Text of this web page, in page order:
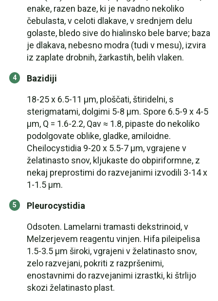
enake, razen baze, ki je navadno nekoliko
čebulasta, v celoti dlakave, v srednjem delu
golaste, bledo sive do hialinsko bele barve; baza
je dlakava, nebesno modra (tudi v mesu), izvira
iz zaplate drobnih, žarkastih, belih vlaken.
Bazidiji
18-25 x 6.5-11 µm, ploščati, štiridelni, s
sterigmatami, dolgimi 5-8 µm. Spore 6.5-9 x 4-5
µm, Q = 1.6-2.2, Qav ≈ 1.8, pipaste do nekoliko
podolgovate oblike, gladke, amiloidne.
Cheilocystidia 9-20 x 5.5-7 µm, vgrajene v
želatinasto snov, kljukaste do obpiriformne, z
nekaj preprostimi do razvejanimi izvodili 3-14 x
1-1.5 µm.
Pleurocystidia
Odsoten. Lamelarni tramasti dekstrinoid, v
Melzerjevem reagentu vinjen. Hifa pileipelisa
1.5-3.5 µm široki, vgrajeni v želatinasto snov,
zelo razvejani, pokriti z razpršenimi,
enostavnimi do razvejanimi izrastki, ki štrlijo
skozi želatinasto plast.